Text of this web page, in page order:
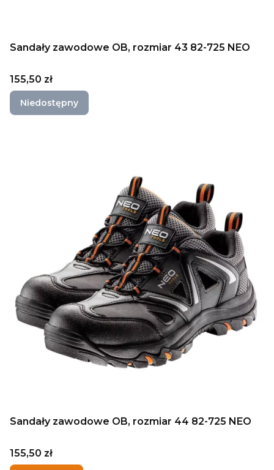
Sandały zawodowe OB, rozmiar 43 82-725 NEO
Cena
155,50 zł
Niedostępny
Sandały zawodowe OB, rozmiar 44 82-725 NEO
Cena
155,50 zł